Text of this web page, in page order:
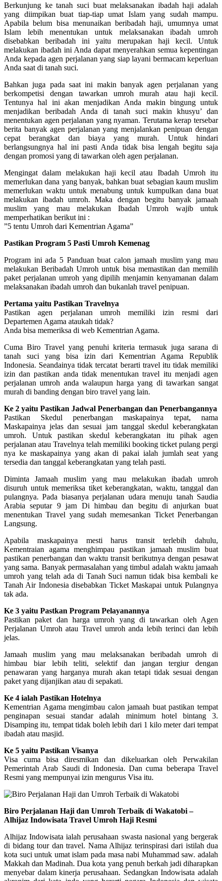
Berkunjung ke tanah suci buat melaksanakan ibadah haji adalah
yang diimpikan buat tiap-tiap umat Islam yang sudah mampu.
Apabila belum bisa menunaikan beribadah haji, umumnya umat
Islam lebih menentukan untuk melaksanakan ibadah umroh
disebabkan beribadah ini yaitu merupakan haji kecil. Untuk
melakukan ibadah ini Anda dapat menyerahkan semua kepentingan
Anda kepada agen perjalanan yang siap layani bermacam keperluan
Anda saat di tanah suci.
Bahkan juga pada saat ini makin banyak agen perjalanan yang
berkompetisi dengan tawarkan umroh murah atau haji kecil.
Tentunya hal ini akan menjadikan Anda makin bingung untuk
menjadikan beribadah Anda di tanah suci makin khusyu’ dan
menentukan agen perjalanan yang nyaman. Terutama kerap tersebar
berita banyak agen perjalanan yang menjalankan penipuan dengan
cepat berangkat dan biaya yang murah. Untuk hindari
berlangsungnya hal ini pasti Anda tidak bisa lengah begitu saja
dengan promosi yang di tawarkan oleh agen perjalanan.
Mengingat dalam melakukan haji kecil atau Ibadah Umroh itu
memerlukan dana yang banyak, bahkan buat sebagian kaum muslim
memerlukan waktu untuk menabung untuk kumpulkan dana buat
melakukan ibadah umroh. Maka dengan begitu banyak jamaah
muslim yang mau melakukan Ibadah Umroh wajib untuk
memperhatikan berikut ini :
”5 tentu Umroh dari Kementrian Agama”
Pastikan Program 5 Pasti Umroh Kemenag
Program ini ada 5 Panduan buat calon jamaah muslim yang mau
melakukan Beribadah Umroh untuk bisa memastikan dan memilih
paket perjalanan umroh yang dipilih menjamin kenyamanan dalam
melaksanakan ibadah umroh dan bukanlah travel penipuan.
Pertama yaitu Pastikan Travelnya
Pastikan agen perjalanan umroh memiliki izin resmi dari
Departemen Agama ataukah tidak?
Anda bisa memeriksa di web Kementrian Agama.
Cuma Biro Travel yang penuhi kriteria termasuk juga sarana di
tanah suci yang bisa izin dari Kementrian Agama Republik
Indonesia. Seandainya tidak tercatat berarti travel itu tidak memiliki
izin dan pastikan anda tidak menentukan travel itu menjadi agen
perjalanan umroh anda walaupun harga yang di tawarkan sangat
murah di banding dengan biro travel yang lain.
Ke 2 yaitu Pastikan Jadwal Penerbangan dan Penerbangannya
Pastikan Skedul penerbangan maskapainya tepat, nama
Maskapainya jelas dan sesuai jam tanggal skedul keberangkatan
umroh. Untuk pastikan skedul keberangkatan itu pihak agen
perjalanan atau Travelnya telah memiliki booking ticket pulang pergi
nya ke maskapainya yang akan di pakai ialah jumlah seat yang
tersedia dan tanggal keberangkatan yang telah pasti.
Diminta Jamaah muslim yang mau melakukan ibadah umroh
disuruh untuk memeriksa tiket keberangkatan, waktu, tanggal dan
pulangnya. Pada biasanya perjalanan udara menuju tanah Saudia
Arabia seputar 9 jam Di himbau dan begitu di anjurkan buat
menentukan Travel yang sudah memesankan Ticket Penerbangan
Langsung.
Apabila maskapainya mesti harus transit terlebih dahulu,
Kementraian agama menghimpau pastikan jamaah muslim buat
pastikan penerbangan dan waktu transit berikutnya dengan pesawat
yang sama. Banyak permasalahan yang timbul adalah waktu jamaah
umroh yang telah ada di Tanah Suci namun tidak bisa kembali ke
Tanah Air Indonesia disebabkan Ticket Maskapai untuk Pulangnya
tak ada.
Ke 3 yaitu Pastkan Program Pelayanannya
Pastikan paket dan harga umroh yang di tawarkan oleh Agen
Perjalanan Umroh atau Travel umroh anda lebih terinci dan lebih
jelas.
Jamaah muslim yang mau melaksanakan beribadah umroh di
himbau biar lebih teliti, selektif dan jangan tergiur dengan
penawaran yang harganya murah akan tetapi tidak sesuai dengan
paket yang dijanjikan atau di sepakati.
Ke 4 ialah Pastikan Hotelnya
Kementrian Agama mengimbau calon jamaah buat pastikan tempat
penginapan sesuai standar adalah minimum hotel bintang 3.
Disamping itu, tempat tidak boleh lebih dari 1 kilo meter dari tempat
ibadah atau masjid.
Ke 5 yaitu Pastikan Visanya
Visa cuma bisa diresmikan dan dikeluarkan oleh Perwakilan
Pemerintah Arab Saudi di Indonesia. Dan cuma beberapa Travel
Resmi yang mempunyai izin mengurus Visa itu.
Biro Perjalanan Haji dan Umroh Terbaik di Wakatobi –
Alhijaz Indowisata Travel Umroh Haji Resmi
Alhijaz Indowisata ialah perusahaan swasta nasional yang bergerak
di bidang tour dan travel. Nama Alhijaz terinspirasi dari istilah dua
kota suci untuk umat islam pada masa nabi Muhammad saw. adalah
Makkah dan Madinah. Dua kota yang penuh berkah jadi diharapkan
menyebar dalam kinerja perusahaan. Sedangkan Indowisata adalah